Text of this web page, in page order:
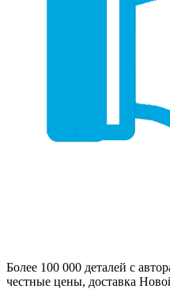
Более 100 000 деталей с
честные цены, доставка